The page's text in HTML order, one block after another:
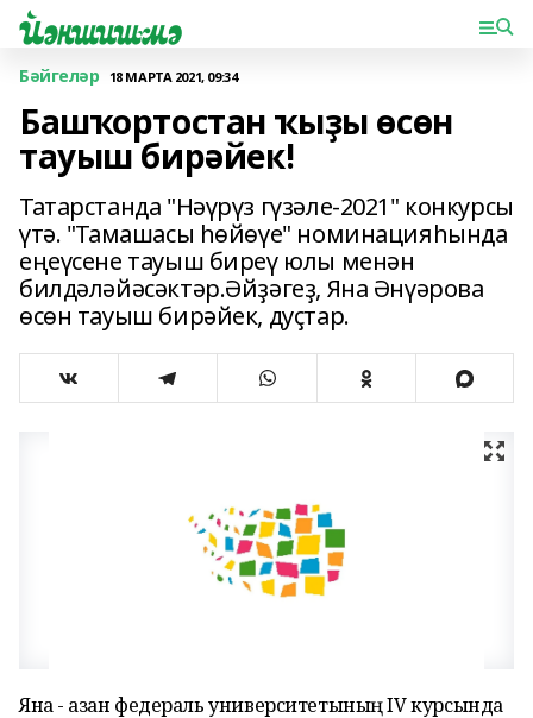
Бәйгеләр 18 МАРТА 2021, 09:34
Башҡортостан ҡыҙы өсөн
тауыш бирәйек!
Татарстанда "Нәүрүз гүзәле-2021" конкурсы
үтә. "Тамашасы һөйөүе" номинацияһында
еңеүсене тауыш биреү юлы менән
билдәләйәсәктәр.Әйҙәгеҙ, Яна Әнүәрова
өсөн тауыш бирәйек, дуҫтар.
Яна - Ҡазан федераль университетының IV курсында